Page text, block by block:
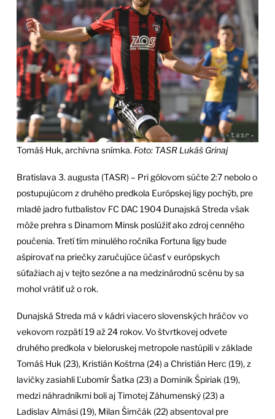
Tomáš Huk, archívna snímka. Foto: TASR Lukáš Grinaj
Bratislava 3. augusta (TASR) – Pri gólovom súčte 2:7 nebolo o
postupujúcom z druhého predkola Európskej ligy pochýb, pre
mladé jadro futbalistov FC DAC 1904 Dunajská Streda však
môže prehra s Dinamom Minsk poslúžiť ako zdroj cenného
poučenia. Tretí tím minulého ročníka Fortuna ligy bude
ašpirovať na priečky zaručujúce účasť v európskych
súťažiach aj v tejto sezóne a na medzinárodnú scénu by sa
mohol vrátiť už o rok.
Dunajská Streda má v kádri viacero slovenských hráčov vo
vekovom rozpätí 19 až 24 rokov. Vo štvrtkovej odvete
druhého predkola v bieloruskej metropole nastúpili v základe
Tomáš Huk (23), Kristián Koštrna (24) a Christián Herc (19), z
lavičky zasiahli Ľubomír Šatka (23) a Dominik Špiriak (19),
medzi náhradníkmi boli aj Timotej Záhumenský (23) a
Ladislav Almási (19), Milan Šimčák (22) absentoval pre